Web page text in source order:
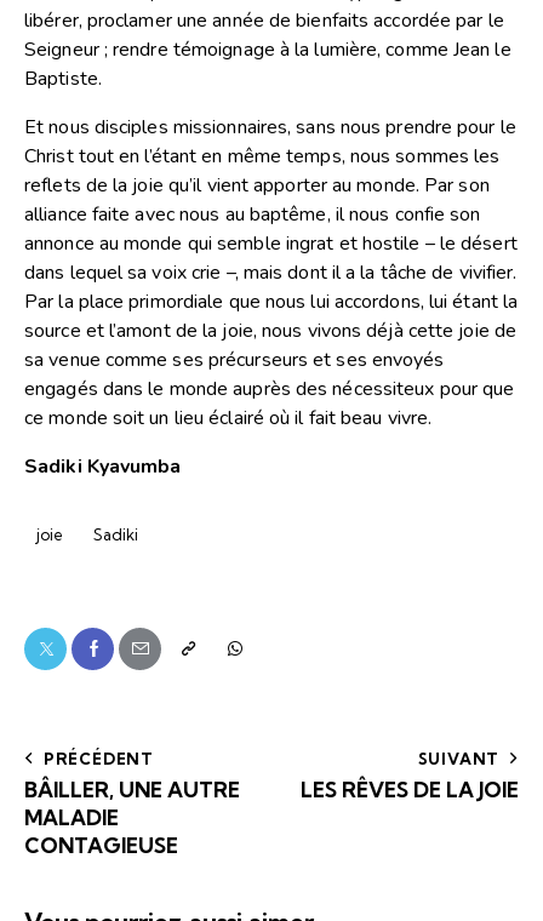
libérer, proclamer une année de bienfaits accordée par le
Seigneur ; rendre témoignage à la lumière, comme Jean le
Baptiste.
Et nous disciples missionnaires, sans nous prendre pour le
Christ tout en l’étant en même temps, nous sommes les
reflets de la joie qu’il vient apporter au monde. Par son
alliance faite avec nous au baptême, il nous confie son
annonce au monde qui semble ingrat et hostile – le désert
dans lequel sa voix crie –, mais dont il a la tâche de vivifier.
Par la place primordiale que nous lui accordons, lui étant la
source et l’amont de la joie, nous vivons déjà cette joie de
sa venue comme ses précurseurs et ses envoyés
engagés dans le monde auprès des nécessiteux pour que
ce monde soit un lieu éclairé où il fait beau vivre.
Sadiki Kyavumba
joie Sadiki
PRÉCÉDENT
BÂILLER, UNE AUTRE
MALADIE
CONTAGIEUSE
SUIVANT
LES RÊVES DE LA JOIE